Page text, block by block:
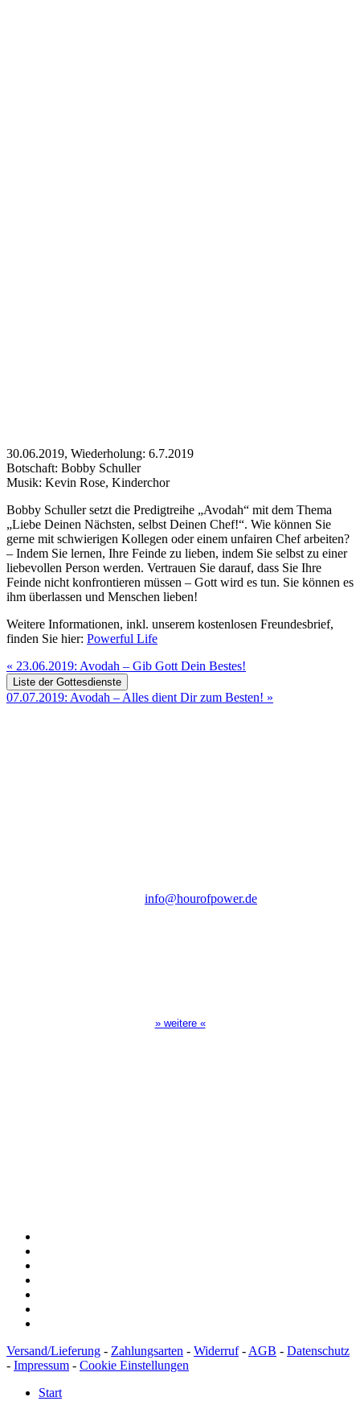
30.06.2019, Wiederholung: 6.7.2019
Botschaft: Bobby Schuller
Musik: Kevin Rose, Kinderchor
Bobby Schuller setzt die Predigtreihe „Avodah“ mit dem Thema
„Liebe Deinen Nächsten, selbst Deinen Chef!“. Wie können Sie
gerne mit schwierigen Kollegen oder einem unfairen Chef arbeiten?
– Indem Sie lernen, Ihre Feinde zu lieben, indem Sie selbst zu einer
liebevollen Person werden. Vertrauen Sie darauf, dass Sie Ihre
Feinde nicht konfrontieren müssen – Gott wird es tun. Sie können es
ihm überlassen und Menschen lieben!
Weitere Informationen, inkl. unserem kostenlosen Freundesbrief,
finden Sie hier: Powerful Life
« 23.06.2019: Avodah – Gib Gott Dein Bestes!
Liste der Gottesdienste
07.07.2019: Avodah – Alles dient Dir zum Besten! »
info@hourofpower.de
» weitere «
Versand/Lieferung - Zahlungsarten - Widerruf- AGB - Datenschutz
- Impressum - Cookie Einstellungen
Start